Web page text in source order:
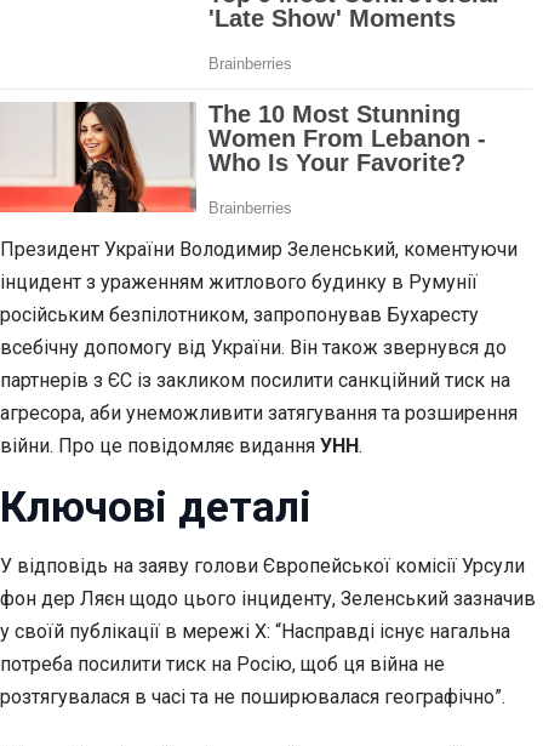
Президент України Володимир Зеленський, коментуючи
інцидент з ураженням житлового будинку в Румунії
російським безпілотником, запропонував Бухаресту
всебічну допомогу від України. Він також звернувся до
партнерів з ЄС із закликом посилити санкційний тиск на
агресора, аби унеможливити затягування та розширення
війни. Про це повідомляє видання УНН.
Ключові деталі
У відповідь на заяву голови Європейської комісії Урсули
фон дер Ляєн щодо цього інциденту, Зеленський зазначив
у своїй публікації в мережі X: “Насправді існує нагальна
потреба посилити тиск на Росію, щоб ця війна не
розтягувалася в часі та не поширювалася географічно”.